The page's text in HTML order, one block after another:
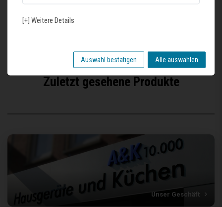
Lüftungsbauer das Zusammenspiel zwischen Dunstabzugshaube und
Planungsphase durch den Fachmann nötig. Eine baulich einfacher
Zuletzt gesehene Produkte
Unser Geschäft
[+] Weitere Details
Auswahl bestätigen Alle auswählen